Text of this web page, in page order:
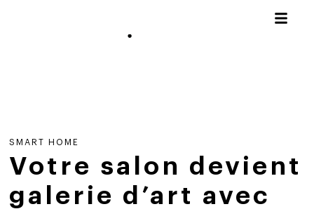
SMART HOME
Votre salon devient
galerie d’art avec